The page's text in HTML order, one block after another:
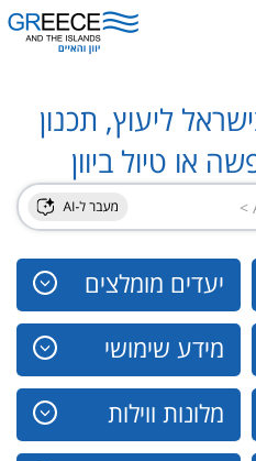
ליעוץ, תכנון
או טיול ביוון
יעדים מומלצים
מידע שימושי
מלונות ווילות